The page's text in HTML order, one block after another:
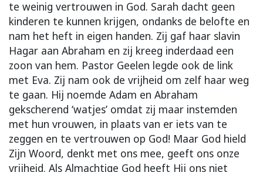
te weinig vertrouwen in God. Sarah dacht geen
kinderen te kunnen krijgen, ondanks de belofte en
nam het heft in eigen handen. Zij gaf haar slavin
Hagar aan Abraham en zij kreeg inderdaad een
zoon van hem. Pastor Geelen legde ook de link
met Eva. Zij nam ook de vrijheid om zelf haar weg
te gaan. Hij noemde Adam en Abraham
gekscherend ‘watjes’ omdat zij maar instemden
met hun vrouwen, in plaats van er iets van te
zeggen en te vertrouwen op God! Maar God hield
Zijn Woord, denkt met ons mee, geeft ons onze
vrijheid. Als Almachtige God heeft Hij ons niet